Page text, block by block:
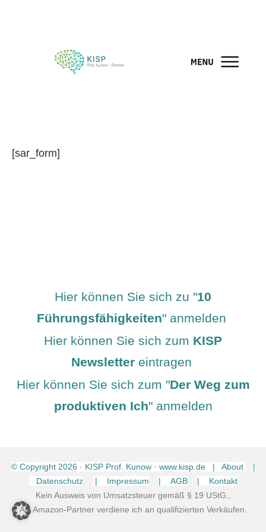
[sar_form]
Hier können Sie sich zu "10
Führungsfähigkeiten" anmelden
Hier können Sie sich zum KISP
Newslettereintragen
Hier können Sie sich zum "Der Weg zum
produktiven Ich" anmelden
© Copyright 2026 · KISP Prof. Kunow · www.kisp.de | About
|
Datenschutz
| Impressum | AGB
| Kontakt
Kein Ausweis von Umsatzsteuer gemäß § 19 UStG.,
Als Amazon-Partner verdiene ich an qualifizierten Verkäufen.